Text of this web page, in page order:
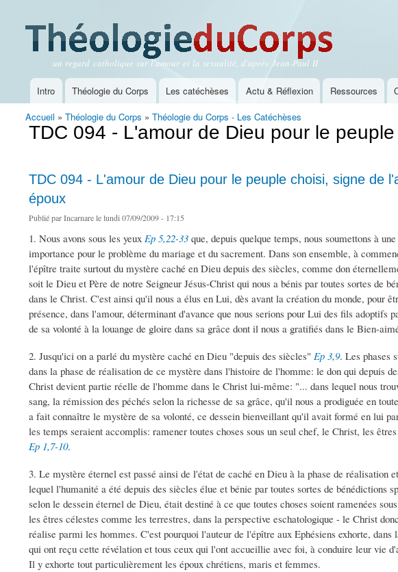
Théologie du Corps
un regard catholique sur l'amour et la sexualité, d'après Jean-Paul II
Menu principal
Intro Théologie du Corps Les catéchèses Actu & Réflexion Ressources
Vous êtes ici
Accueil » Théologie du Corps » Théologie du Corps - Les Catéchèses
TDC 094 - L'amour de Dieu pour le
TDC 094 - L'amour de Dieu pour le peuple choisi, signe de
époux
Publié parIncarnarele lundi 07/09/2009 - 17:15
1. Nous avons sous les yeux Ep 5,22-33 que, depuis quelque temps, nous soumettons à
importance pour le problème du mariage et du sacrement. Dans son ensemble, à
l'épître traite surtout du mystère caché en Dieu depuis des siècles, comme don
soit le Dieu et Père de notre Seigneur Jésus-Christ qui nous a bénis par toutes sortes de
dans le Christ. C'est ainsi qu'il nous a élus en Lui, dès avant la création du monde, pour
présence, dans l'amour, déterminant d'avance que nous serions pour Lui des fils adoptifs
de sa volonté à la louange de gloire dans sa grâce dont il nous a gratifiés dans le Bien-
2. Jusqu'ici on a parlé du mystère caché en Dieu "depuis des siècles" Ep 3,9. Les phases
dans la phase de réalisation de ce mystère dans l'histoire de l'homme: le don qui depuis
Christ devient partie réelle de l'homme dans le Christ lui-même: "... dans lequel nous
sang, la rémission des péchés selon la richesse de sa grâce, qu'il nous a prodiguée en
a fait connaître le mystère de sa volonté, ce dessein bienveillant qu'il avait formé en lui
les temps seraient accomplis: ramener toutes choses sous un seul chef, le Christ, les
Ep 1,7-10.
3. Le mystère éternel est passé ainsi de l'état de caché en Dieu à la phase de réalisation
lequel l'humanité a été depuis des siècles élue et bénie par toutes sortes de bénédictions
selon le dessein éternel de Dieu, était destiné à ce que toutes choses soient ramenées
les êtres célestes comme les terrestres, dans la perspective eschatologique - le Christ
réalise parmi les hommes. C'est pourquoi l'auteur de l'épître aux Ephésiens exhorte, dans
qui ont reçu cette révélation et tous ceux qui l'ont accueillie avec foi, à conduire leur vie
Il y exhorte tout particulièrement les époux chrétiens, maris et femmes.